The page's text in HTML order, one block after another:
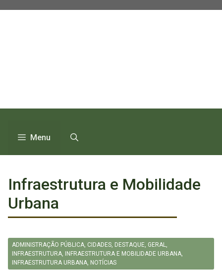
Menu
Infraestrutura e Mobilidade
Urbana
ADMINISTRAÇÃO PÚBLICA, CIDADES, DESTAQUE, GERAL,
INFRAESTRUTURA, INFRAESTRUTURA E MOBILIDADE URBANA,
INFRAESTRUTURA URBANA, NOTÍCIAS